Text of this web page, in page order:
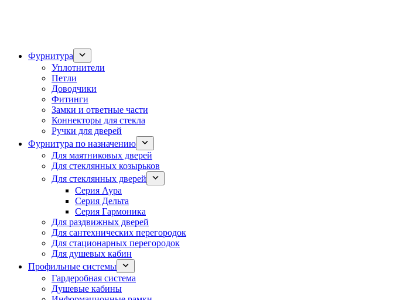
Фурнитура
Уплотнители
Петли
Доводчики
Фитинги
Замки и ответные части
Коннекторы для стекла
Ручки для дверей
Фурнитура по назначению
Для маятниковых дверей
Для стеклянных козырьков
Для стеклянных дверей
Серия Аура
Серия Дельта
Серия Гармоника
Для раздвижных дверей
Для сантехнических перегородок
Для стационарных перегородок
Для душевых кабин
Профильные системы
Гардеробная система
Душевые кабины